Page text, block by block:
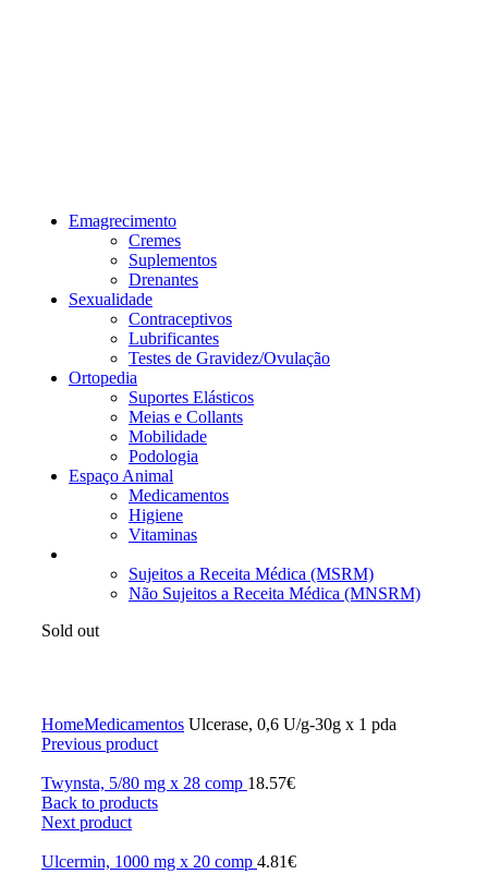
Emagrecimento
Cremes
Suplementos
Drenantes
Sexualidade
Contraceptivos
Lubrificantes
Testes de Gravidez/Ovulação
Ortopedia
Suportes Elásticos
Meias e Collants
Mobilidade
Podologia
Espaço Animal
Medicamentos
Higiene
Vitaminas
Sujeitos a Receita Médica (MSRM)
Não Sujeitos a Receita Médica (MNSRM)
Sold out
HomeMedicamentos Ulcerase, 0,6 U/g-30g x 1 pda
Previous product
Twynsta, 5/80 mg x 28 comp 18.57€
Back to products
Next product
Ulcermin, 1000 mg x 20 comp 4.81€